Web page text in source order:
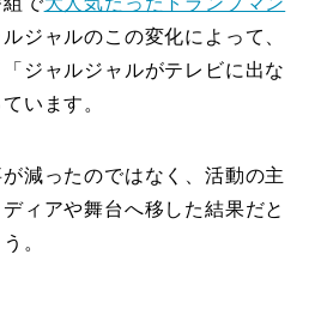
ジャルのこの変化によって、
ジャルジャルがテレビに出な
います。
減ったのではなく、活動の主
ィアや舞台へ移した結果だと
。